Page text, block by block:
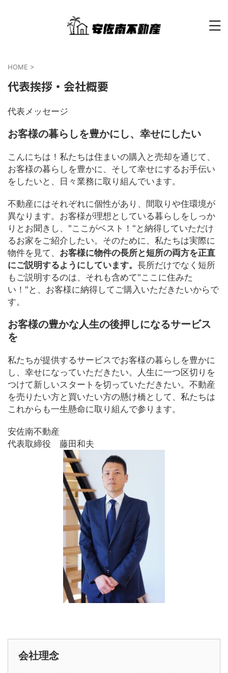
HOME >
代表挨拶・会社概要
代表メッセージ
お客様の暮らしを豊かにし、幸せにしたい
こんにちは！私たちは住まいの購入と売却を通じて、
お客様の暮らしを豊かに、そして幸せにするお手伝い
をしたいと、日々業務に取り組んでいます。
不動産にはそれぞれに個性があり、間取りや住環境が
異なります。お客様が理想としている暮らしをしっか
りとお聞きし、"ここがベスト！"と納得していただけ
るお家をご紹介したい。そのために、私たちは実際に
物件を見て、 お客様に物件の長所と短所の両方を正直
にご説明するようにしています。 長所だけでなく短所
もご説明するのは、それも含めて"ここに住みた
い！"と、お客様に納得してご購入いただきたいからで
す。
お客様の豊かな人生の後押しになるサービス
を
私たちが提供するサービスでお客様の暮らしを豊かに
し、幸せになっていただきたい。人生に一つ区切りを
つけて新しいスタートを切っていただきたい。不動産
を売りたい方と買いたい方の懸け橋として、私たちは
これからも一生懸命に取り組んで参ります。
安佐南不動産
代表取締役 藤田和夫
会社理念